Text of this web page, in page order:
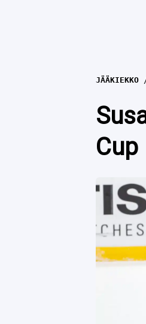
JÄÄKIEKKO
Cup